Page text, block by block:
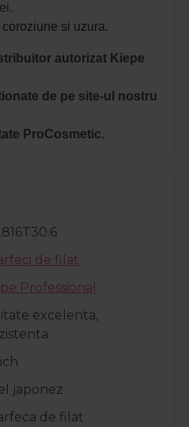
si uzura.
autorizat Kiepe
de pe site-ul nostru
ProCosmetic.
de filat
Professional
excelenta,
japonez
de filat